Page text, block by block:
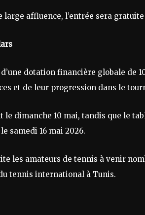
large affluence, l’entrée sera
dotation financière globale de
et de leur progression dans le
dimanche 10 mai, tandis que le
samedi 16 mai 2026.
les amateurs de tennis à venir
tennis international à Tunis.